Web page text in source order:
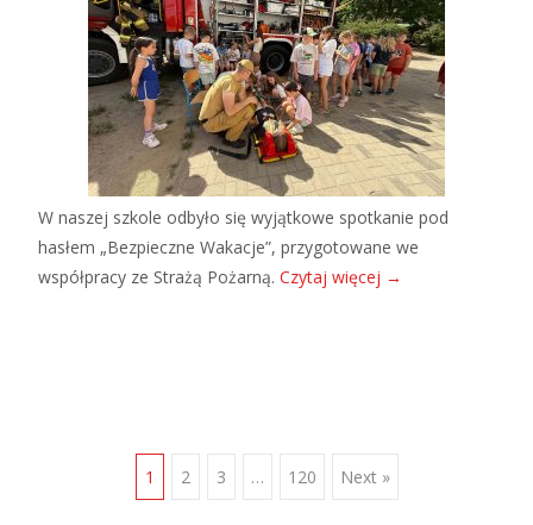
W naszej szkole odbyło się wyjątkowe spotkanie pod
hasłem „Bezpieczne Wakacje”, przygotowane we
współpracy ze Strażą Pożarną. Czytaj więcej →
Posts
1 2 3 … 120 Next »